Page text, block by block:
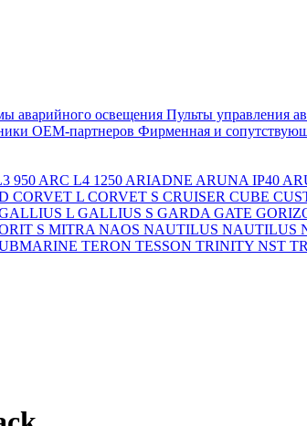
аварийного освещения Пульты управления
ОЕМ-партнеров Фирменная и
950 ARC L4 1250 ARIADNE ARUNA IP40
CORVET L CORVET S CRUISER CUBE
L GALLIUS S GARDA GATE
S MITRA NAOS NAUTILUS NAUTILUS
TERON TESSON TRINITY NST